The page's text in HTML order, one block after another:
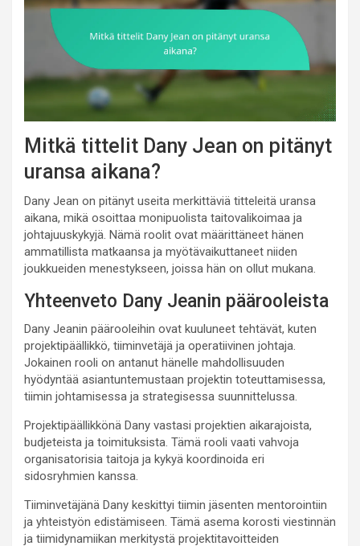
Mitkä tittelit Dany Jean on pitänyt
uransa aikana?
Dany Jean on pitänyt useita merkittäviä titteleitä uransa
aikana, mikä osoittaa monipuolista taitovalikoimaa ja
johtajuuskykyjä. Nämä roolit ovat määrittäneet hänen
ammatillista matkaansa ja myötävaikuttaneet niiden
joukkueiden menestykseen, joissa hän on ollut mukana.
Yhteenveto Dany Jeanin päärooleista
Dany Jeanin päärooleihin ovat kuuluneet tehtävät, kuten
projektipäällikkö, tiiminvetäjä ja operatiivinen johtaja.
Jokainen rooli on antanut hänelle mahdollisuuden
hyödyntää asiantuntemustaan projektin toteuttamisessa,
tiimin johtamisessa ja strategisessa suunnittelussa.
Projektipäällikkönä Dany vastasi projektien aikarajoista,
budjeteista ja toimituksista. Tämä rooli vaati vahvoja
organisatorisia taitoja ja kykyä koordinoida eri
sidosryhmien kanssa.
Tiiminvetäjänä Dany keskittyi tiimin jäsenten mentorointiin
ja yhteistyön edistämiseen. Tämä asema korosti viestinnän
ja tiimidynamiikan merkitystä projektitavoitteiden